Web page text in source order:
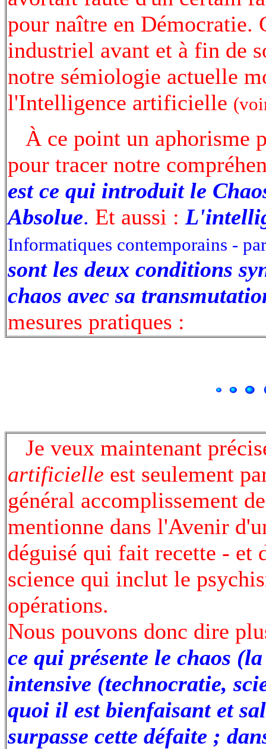
pour naître en Démocratie.
industriel avant et à fin de
notre sémiologie actuelle
l'Intelligence artificielle
À ce point un aphorisme
pour tracer notre
est ce qui introduit le
Absolue. Et aussi :
Informatiques contemporains -
sont les deux conditions
chaos avec sa
mesures pratiques :
Je veux maintenant
artificielle est seulement
général accomplissement
mentionne dans l'Avenir
déguisé qui fait recette - et
science qui inclut le
opérations.
Nous pouvons donc dire
ce qui présente le chaos
intensive (technocratie,
quoi il est bienfaisant et
surpasse cette défaite ;